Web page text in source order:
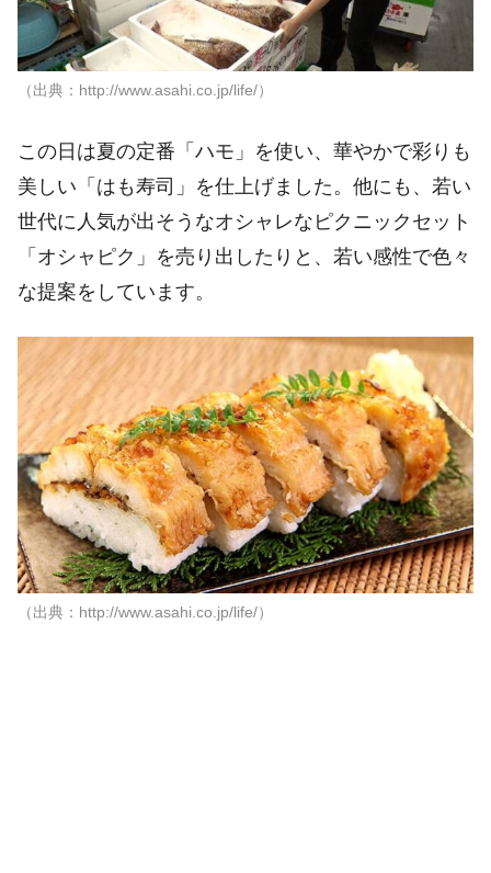
（出典：http://www.asahi.co.jp/life/）
この日は夏の定番「ハモ」を使い、華やかで彩りも
美しい「はも寿司」を仕上げました。他にも、若い
世代に人気が出そうなオシャレなピクニックセット
「オシャピク」を売り出したりと、若い感性で色々
な提案をしています。
（出典：http://www.asahi.co.jp/life/）